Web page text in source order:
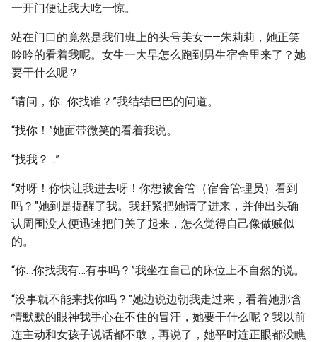
一开门便让我大吃一惊。
站在门口的竟然是我们班上的头号美女——朱莉莉，她正笑
吟吟的看着我呢。女生一大早怎么跑到男生宿舍里来了？她
要干什么呢？
“请问，你…你找谁？”我结结巴巴的问道。
“找你！”她面带微笑的看着我说。
“找我？…”
“对呀！你快让我进去呀！你想被舍管（宿舍管理员）看到
吗？”她到是提醒了我。我赶紧把她请了进来，并伸出头确
认周围没人便迅速把门关了起来，怎么觉得自己像做贼似
的。
“你…你找我有…有事吗？”我坐在自己的床位上不自然的说。
“没事就不能来找你吗？”她边说边朝我走过来，看着她那含
情默默的眼神我手心在不住的冒汗，她要干什么呢？我以前
连主动和女孩子说话都不敢，再说了，她平时连正眼都没瞧